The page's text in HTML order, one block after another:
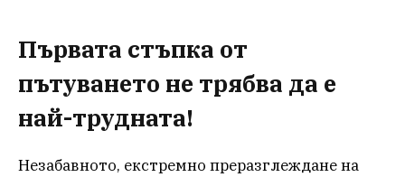
Първата стъпка от
пътуването не трябва да е
най-трудната!
Незабавното, екстремно преразглеждане на